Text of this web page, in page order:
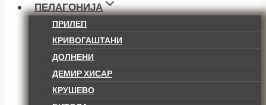
ПЕЛАГОНИЈА
ПРИЛЕП
КРИВОГАШТАНИ
ДОЛНЕНИ
ДЕМИР ХИСАР
КРУШЕВО